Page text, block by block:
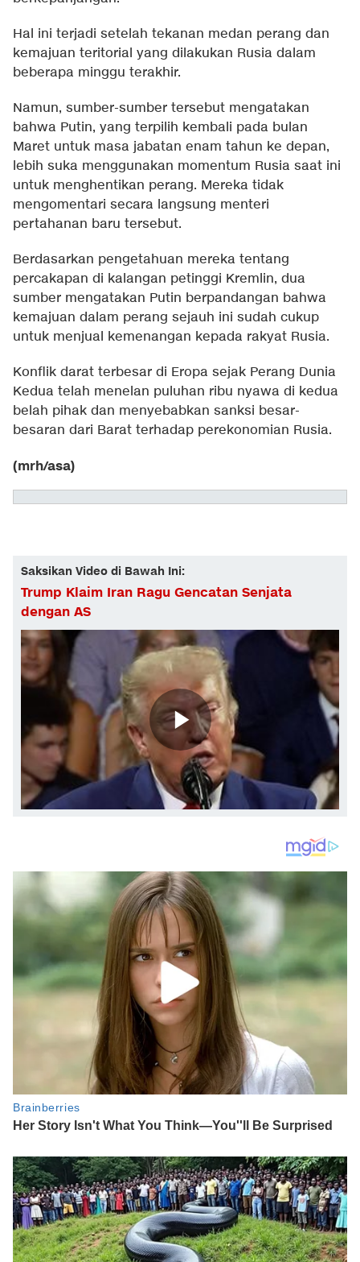
Hal ini terjadi setelah tekanan medan perang dan
kemajuan teritorial yang dilakukan Rusia dalam
beberapa minggu terakhir.
Namun, sumber-sumber tersebut mengatakan
bahwa Putin, yang terpilih kembali pada bulan
Maret untuk masa jabatan enam tahun ke depan,
lebih suka menggunakan momentum Rusia saat ini
untuk menghentikan perang. Mereka tidak
mengomentari secara langsung menteri
pertahanan baru tersebut.
Berdasarkan pengetahuan mereka tentang
percakapan di kalangan petinggi Kremlin, dua
sumber mengatakan Putin berpandangan bahwa
kemajuan dalam perang sejauh ini sudah cukup
untuk menjual kemenangan kepada rakyat Rusia.
Konflik darat terbesar di Eropa sejak Perang Dunia
Kedua telah menelan puluhan ribu nyawa di kedua
belah pihak dan menyebabkan sanksi besar-
besaran dari Barat terhadap perekonomian Rusia.
(mrh/asa)
Saksikan Video di Bawah Ini:
Trump Klaim Iran Ragu Gencatan Senjata
dengan AS